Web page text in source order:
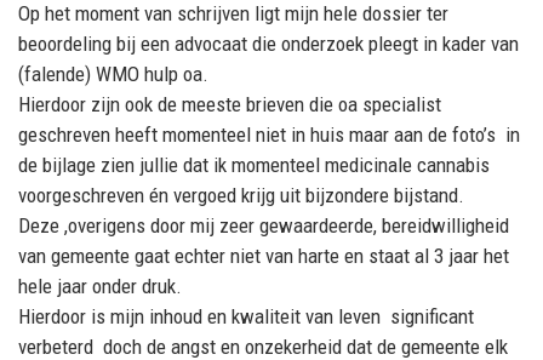
Op het moment van schrijven ligt mijn hele dossier ter
beoordeling bij een advocaat die onderzoek pleegt in kader van
(falende) WMO hulp oa.
Hierdoor zijn ook de meeste brieven die oa specialist
geschreven heeft momenteel niet in huis maar aan de foto’s in
de bijlage zien jullie dat ik momenteel medicinale cannabis
voorgeschreven én vergoed krijg uit bijzondere bijstand.
Deze ,overigens door mij zeer gewaardeerde, bereidwilligheid
van gemeente gaat echter niet van harte en staat al 3 jaar het
hele jaar onder druk.
Hierdoor is mijn inhoud en kwaliteit van leven significant
verbeterd doch de angst en onzekerheid dat de gemeente elk